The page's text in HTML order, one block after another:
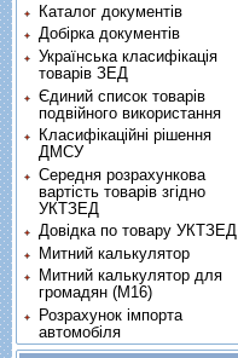
Каталог документів
Добірка документів
Українська класифікація
товарів ЗЕД
Єдиний список товарів
подвійного використання
Класифікаційні рішення
ДМСУ
Середня розрахункова
вартість товарів згідно
УКТЗЕД
Довідка по товару УКТЗЕД
Митний калькулятор
Митний калькулятор для
громадян (М16)
Розрахунок імпорта
автомобіля